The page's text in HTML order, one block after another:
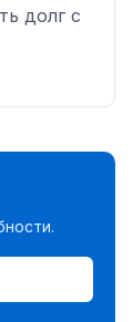
долг с